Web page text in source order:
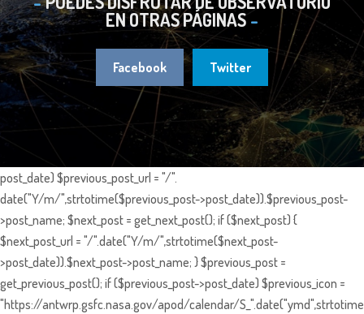
EN OTRAS PÁGINAS
Facebook Twitter
post_date) $previous_post_url = "/".
date("Y/m/",strtotime($previous_post->post_date)).$previous_post-
>post_name; $next_post = get_next_post(); if ($next_post) {
$next_post_url = "/".date("Y/m/",strtotime($next_post-
>post_date)).$next_post->post_name; } $previous_post =
get_previous_post(); if ($previous_post->post_date) $previous_icon =
"https://antwrp.gsfc.nasa.gov/apod/calendar/